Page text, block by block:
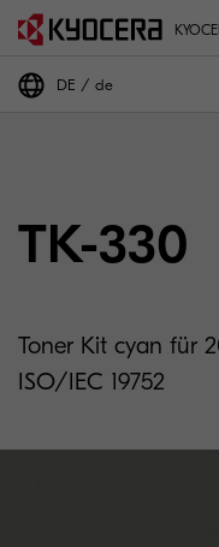
DE de
TK-330
Toner Kit cyan für
ISO/IEC 19752